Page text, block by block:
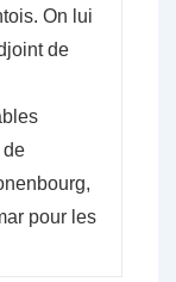
On lui
de
de
pour les